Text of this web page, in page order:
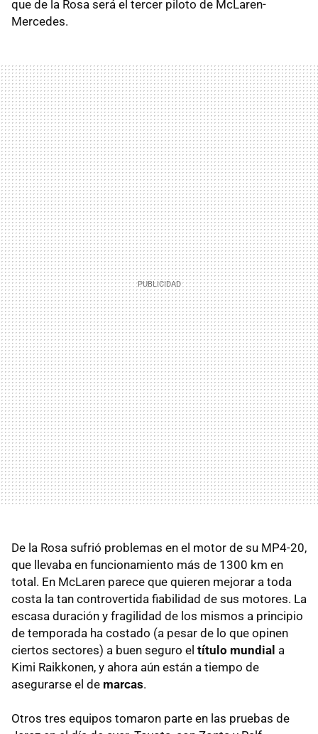
que de la Rosa será el tercer piloto de McLaren-
Mercedes.
De la Rosa sufrió problemas en el motor de su MP4-20,
que llevaba en funcionamiento más de 1300 km en
total. En McLaren parece que quieren mejorar a toda
costa la tan controvertida fiabilidad de sus motores. La
escasa duración y fragilidad de los mismos a principio
de temporada ha costado (a pesar de lo que opinen
ciertos sectores) a buen seguro el título mundial a
Kimi Raikkonen, y ahora aún están a tiempo de
asegurarse el de marcas.
Otros tres equipos tomaron parte en las pruebas de